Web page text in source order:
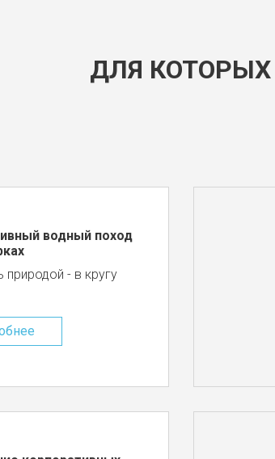
ДЛЯ
водный поход
природой - в кругу